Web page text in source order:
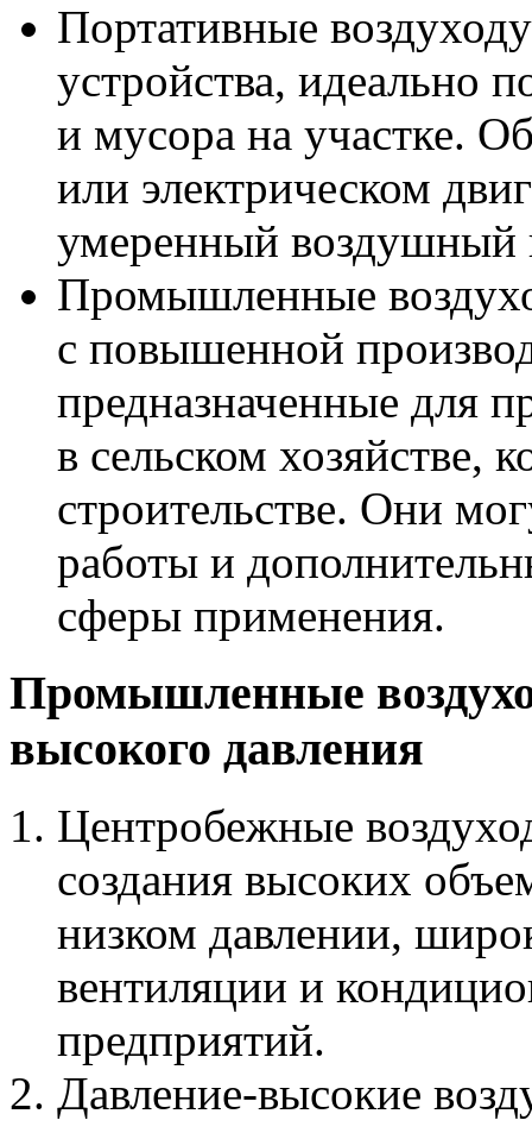
Портативные
устройства, идеально
и мусора на участке.
или электрическом
умеренный воздушный
Промышленные
с повышенной
предназначенные для
в сельском хозяйстве,
строительстве. Они
работы и
сферы применения.
Промышленные
высокого давления
Центробежные
создания высоких
низком давлении,
вентиляции и
предприятий.
Давление-высокие